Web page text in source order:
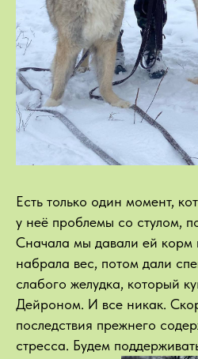
Есть только один момент,
у неё проблемы со стулом,
Сначала мы давали ей корм
набрала вес, потом дали
слабого желудка, который
Дейроном. И все никак.
последствия прежнего
стресса. Будем